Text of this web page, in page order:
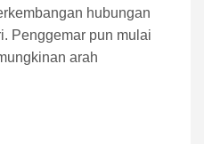
hubungan
Penggemar pun mulai
arah